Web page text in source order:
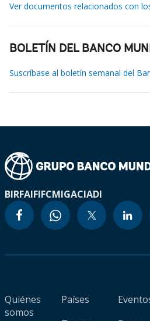
Ver documentos relacionados con
BOLETÍN DEL BANCO
Suscríbase al boletín semanal del
BIRFAIFIFCMIGACIADI
Quiénes
somos
Países